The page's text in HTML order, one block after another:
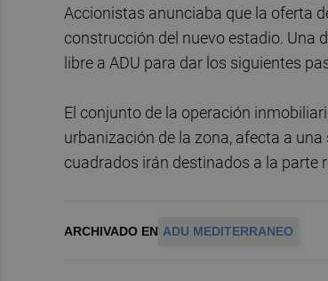
Accionistas anunciaba que la oferta
construcción del nuevo estadio. Una
libre a ADU para dar los siguientes
El conjunto de la operación
urbanización de la zona, afecta a
cuadrados irán destinados a la parte
ARCHIVADO EN ADU MEDITERRANEO